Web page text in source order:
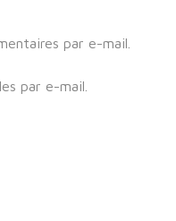
par e-mail.
par e-mail.